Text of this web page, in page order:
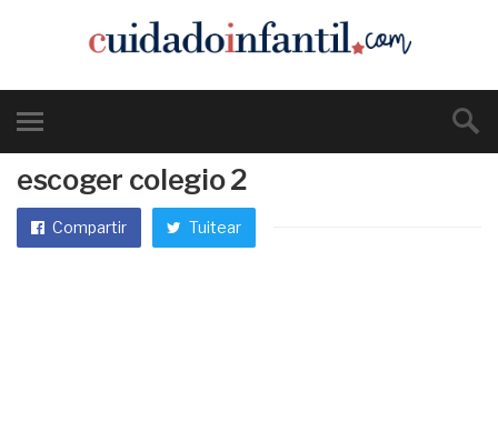
escoger colegio 2
Compartir Tuitear